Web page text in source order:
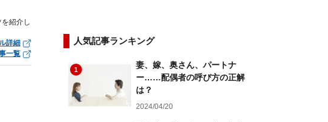
紹介し
詳細
一覧
人気記事ランキング
1
妻、嫁、奥さん、パートナ
ー……配偶者の呼び方の正解
は？
2024/04/20